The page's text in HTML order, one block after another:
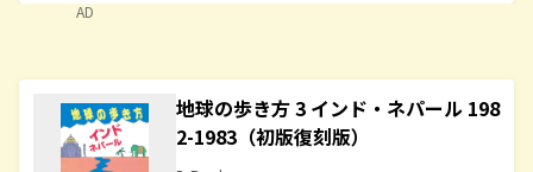
AD
地球の歩き方 3 インド・ネパール 198
2-1983（初版復刻版）